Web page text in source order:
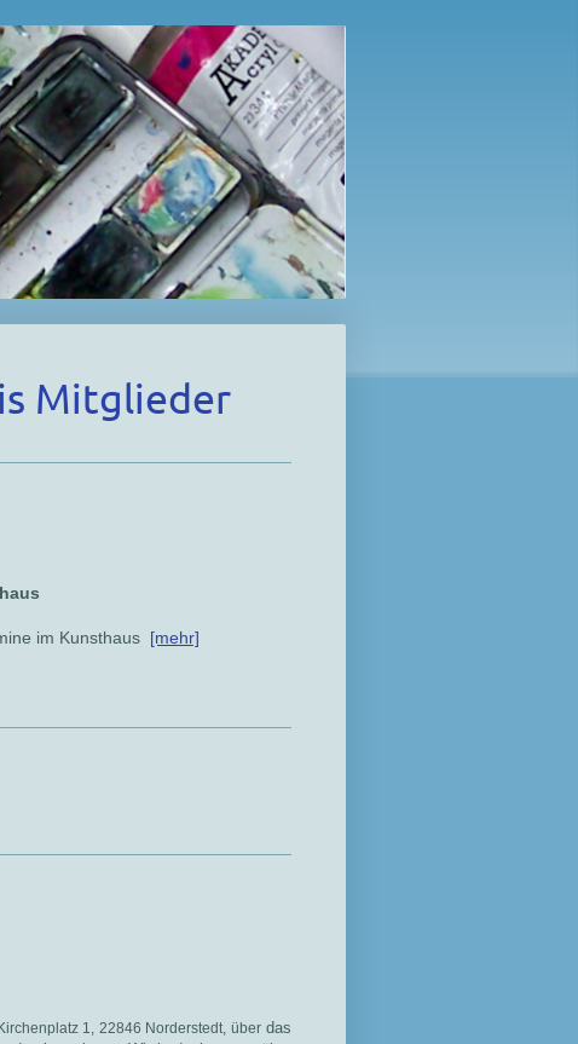
Mitglieder
im Kunsthaus [mehr]
1, 22846 Norderstedt, überdas